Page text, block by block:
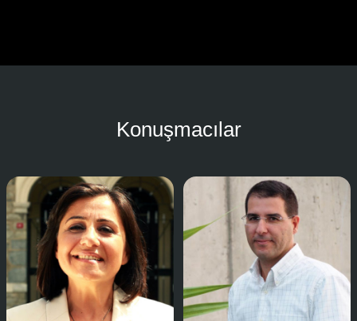
Konuşmacılar